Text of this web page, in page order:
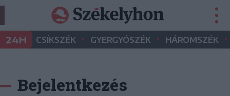
24H CSÍKSZÉK • GYERGYÓSZÉK • HÁROMSZÉK •
Bejelentkezés